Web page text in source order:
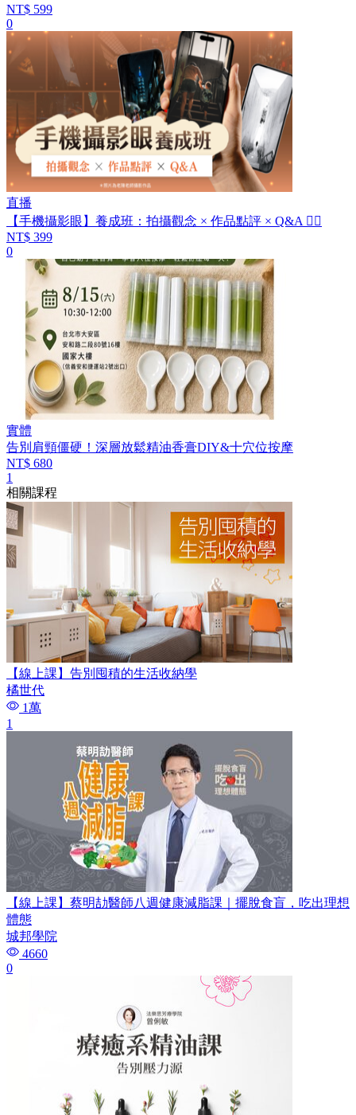
NT$ 599
0
直播
【手機攝影眼】養成班：拍攝觀念 × 作品點評 × Q&A 👍🏻
NT$ 399
0
實體
告別肩頸僵硬！深層放鬆精油香膏DIY&十穴位按摩
NT$ 680
1
相關課程
【線上課】告別囤積的生活收納學
橘世代
1萬
1
【線上課】蔡明劼醫師八週健康減脂課｜擺脫食盲，吃出理想
體態
城邦學院
4660
0